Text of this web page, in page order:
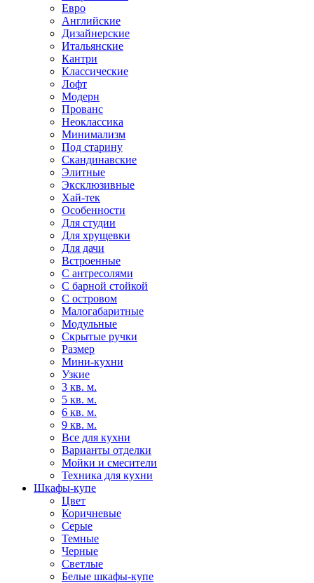
Евро
Английские
Дизайнерские
Итальянские
Кантри
Классические
Лофт
Модерн
Прованс
Неоклассика
Минимализм
Под старину
Скандинавские
Элитные
Эксклюзивные
Хай-тек
Особенности
Для студии
Для хрущевки
Для дачи
Встроенные
С антресолями
С барной стойкой
С островом
Малогабаритные
Модульные
Скрытые ручки
Размер
Мини-кухни
Узкие
3 кв. м.
5 кв. м.
6 кв. м.
9 кв. м.
Все для кухни
Варианты отделки
Мойки и смесители
Техника для кухни
Шкафы-купе
Цвет
Коричневые
Серые
Темные
Черные
Светлые
Белые шкафы-купе